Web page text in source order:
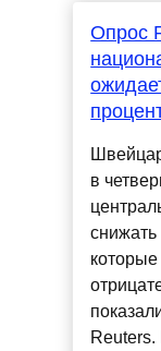
Опрос
в
снижать
Reuters.